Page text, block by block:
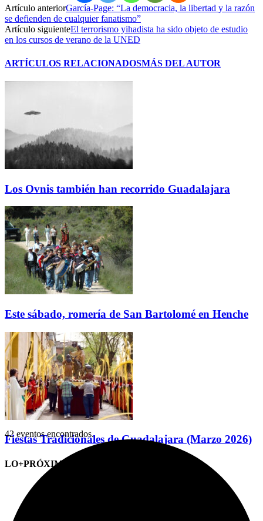
Artículo anteriorGarcía-Page: “La democracia, la libertad y la razón
se defienden de cualquier fanatismo”
Artículo siguienteEl terrorismo yihadista ha sido objeto de estudio
en los cursos de verano de la UNED
ARTÍCULOS RELACIONADOSMÁS DEL AUTOR
Los Ovnis también han recorrido Guadalajara
Este sábado, romería de San Bartolomé en Henche
Fiestas Tradicionales de Guadalajara (Marzo 2026)
LO+PRÓXIMO (CITAS)
42 eventos encontrados.